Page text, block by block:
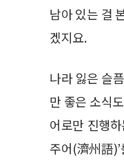
남아 있는 걸
겠지요.
나라 잃은 슬
만 좋은 소식
어로만 진행
주어(濟州語